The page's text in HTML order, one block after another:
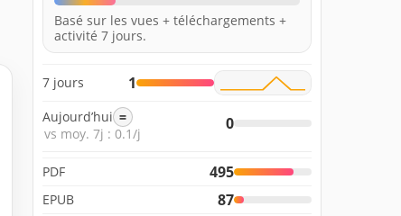
Basé sur les vues + téléchargements +
activité 7 jours.
7 jours 1
Aujourd’hui =
vs moy. 7j : 0.1/j
0
PDF 495
EPUB 87